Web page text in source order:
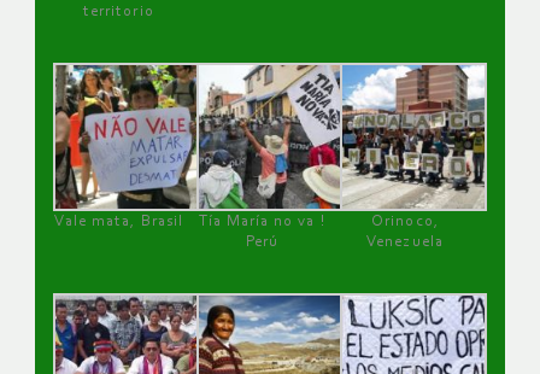
territorio
Vale mata, Brasil
Tía María no va !
Perú
Orinoco,
Venezuela